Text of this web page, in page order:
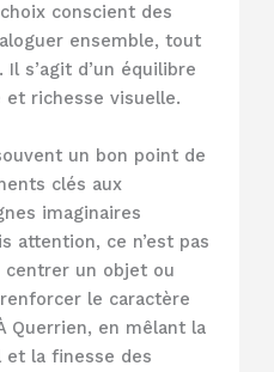
conscient des
ensemble, tout
s’agit d’un équilibre
richesse visuelle.
un bon point de
clés aux
imaginaires
attention, ce n’est pas
centrer un objet ou
le caractère
Querrien, en mêlant la
la finesse des